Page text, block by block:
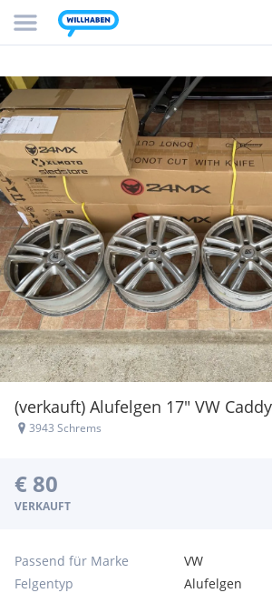
(verkauft) Alufelgen 17" VW Caddy
3943 Schrems
€ 80
VERKAUFT
Passend für Marke
VW
Felgentyp
Alufelgen